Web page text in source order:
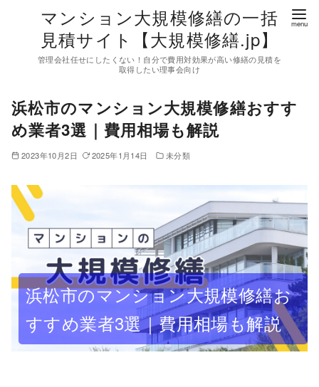
マンション大規模修繕の一括
見積サイト【大規模修繕.jp】
管理会社任せにしたくない！自分で費用対効果が高い修繕の見積を
取得したい理事会向け
浜松市のマンション大規模修繕おすす
め業者3選｜費用相場も解説
2023年10月2日 2025年1月14日 未分類
浜松市のマンション大規模修繕お
すすめ業者3選｜費用相場も解説